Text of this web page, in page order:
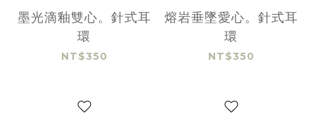
墨光滴釉雙心。針式耳
環
NT$350
熔岩垂墜愛心。針式耳
環
NT$350